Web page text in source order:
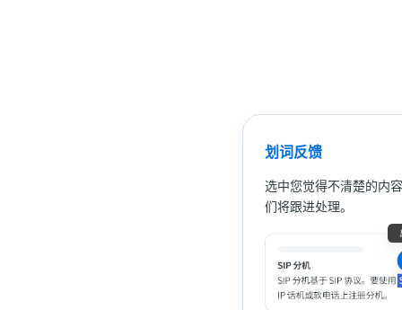
划词反馈
选中您觉得不清楚的内
们将跟进处理。